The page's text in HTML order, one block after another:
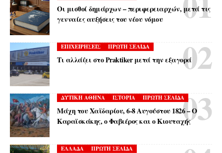
Οι μισθοί δημάρχων – περιφερειαρχών, μετά τις
γενναίες αυξήσεις του νέου νόμου
ΕΠΙΧΕΙΡΗΣΕΙΣ ΠΡΩΤΗ ΣΕΛΙΔΑ
Τι αλλάζει στο Praktiker μετά την εξαγορά
ΔΥΤΙΚΗ ΑΘΗΝΑ ΙΣΤΟΡΙΑ ΠΡΩΤΗ ΣΕΛΙΔΑ
Μάχη του Χαϊδαρίου, 6-8 Αυγούστου 1826 – Ο
Καραϊσκάκης, ο Φαβιέρος και ο Κιουταχής
ΕΛΛΑΔΑ ΠΡΩΤΗ ΣΕΛΙΔΑ